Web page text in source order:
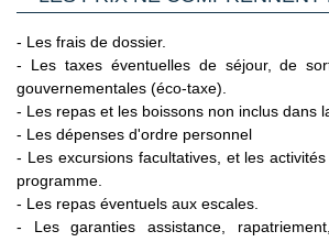
C’est pourquoi il est impératif de
valide à une Carte Nationale d'Identité
le cas où cette dernière est
françaises comme toujours en cours de
Voyageurs mineurs voyageant seul
respecter se trouvent sur le site du
Cliquant ici.
Transit par la Grande Bretagne, les Etat-
- Les frais de dossier.
- Les taxes éventuelles de séjour, de
gouvernementales (éco-taxe).
- Les repas et les boissons non inclus dans
- Les dépenses d'ordre personnel
- Les excursions facultatives, et les
programme.
- Les repas éventuels aux escales.
- Les garanties assistance,